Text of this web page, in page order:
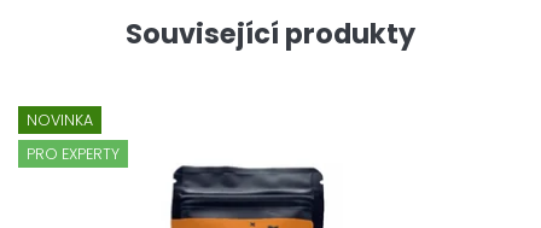
Související produkty
NOVINKA
PRO EXPERTY